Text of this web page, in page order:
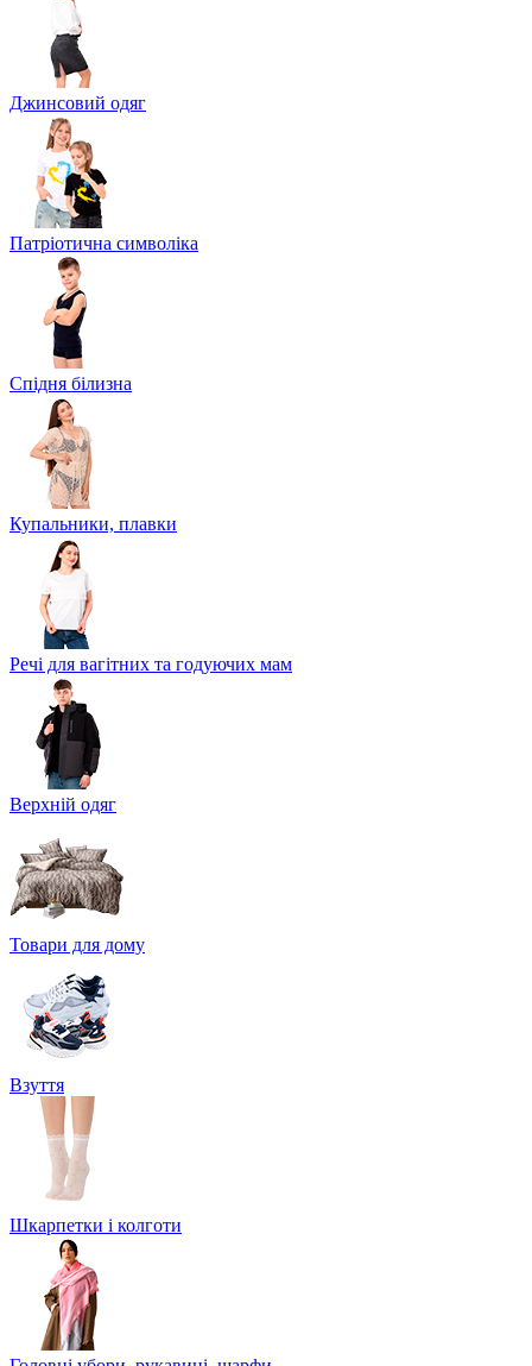
Джинсовий одяг
Патріотична символіка
Спідня білизна
Купальники, плавки
Речі для вагітних та годуючих мам
Верхній одяг
Товари для дому
Взуття
Шкарпетки і колготи